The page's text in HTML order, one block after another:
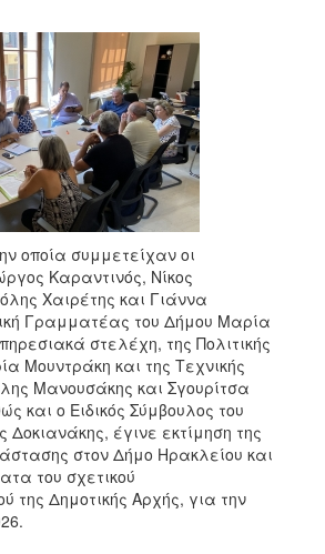
οποία συμμετείχαν οι
Καραντινός, Νίκος
Χαιρέτης και Γιάννα
Γραμματέας του Δήμου Μαρία
στελέχη, της Πολιτικής
Μουντράκη και της Τεχνικής
Μανουσάκης και Σγουρίτσα
και ο Ειδικός Σύμβουλος του
έγινε εκτίμηση της
στον Δήμο Ηρακλείου και
του σχετικού
της Δημοτικής Αρχής, για την